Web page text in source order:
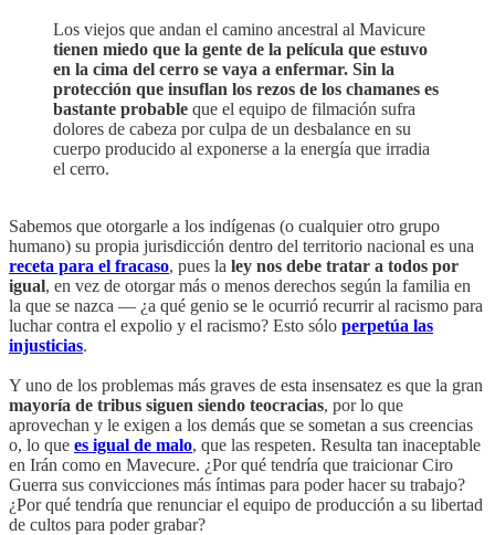
Los viejos que andan el camino ancestral al Mavicure
tienen miedo que la gente de la película que estuvo
en la cima del cerro se vaya a enfermar. Sin la
protección que insuflan los rezos de los chamanes es
bastante probable que el equipo de filmación sufra
dolores de cabeza por culpa de un desbalance en su
cuerpo producido al exponerse a la energía que irradia
el cerro.
Sabemos que otorgarle a los indígenas (o cualquier otro grupo
humano) su propia jurisdicción dentro del territorio nacional es una
receta para el fracaso, pues la ley nos debe tratar a todos por
igual, en vez de otorgar más o menos derechos según la familia en
la que se nazca — ¿a qué genio se le ocurrió recurrir al racismo para
luchar contra el expolio y el racismo? Esto sólo perpetúa las
injusticias.
Y uno de los problemas más graves de esta insensatez es que la gran
mayoría de tribus siguen siendo teocracias, por lo que
aprovechan y le exigen a los demás que se sometan a sus creencias
o, lo que es igual de malo, que las respeten. Resulta tan inaceptable
en Irán como en Mavecure. ¿Por qué tendría que traicionar Ciro
Guerra sus convicciones más íntimas para poder hacer su trabajo?
¿Por qué tendría que renunciar el equipo de producción a su libertad
de cultos para poder grabar?